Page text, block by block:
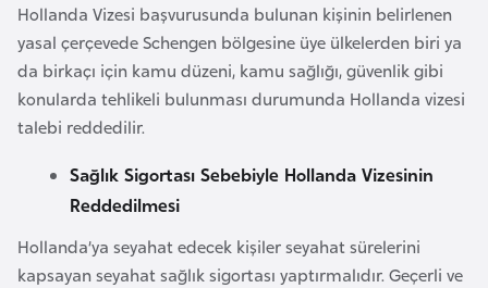
Hollanda Vizesi başvurusunda bulunan kişinin belirlenen
yasal çerçevede Schengen bölgesine üye ülkelerden biri ya
da birkaçı için kamu düzeni, kamu sağlığı, güvenlik gibi
konularda tehlikeli bulunması durumunda Hollanda vizesi
talebi reddedilir.
Sağlık Sigortası Sebebiyle Hollanda Vizesinin
Reddedilmesi
Hollanda’ya seyahat edecek kişiler seyahat sürelerini
kapsayan seyahat sağlık sigortası yaptırmalıdır. Geçerli ve
g
a
r
i
s